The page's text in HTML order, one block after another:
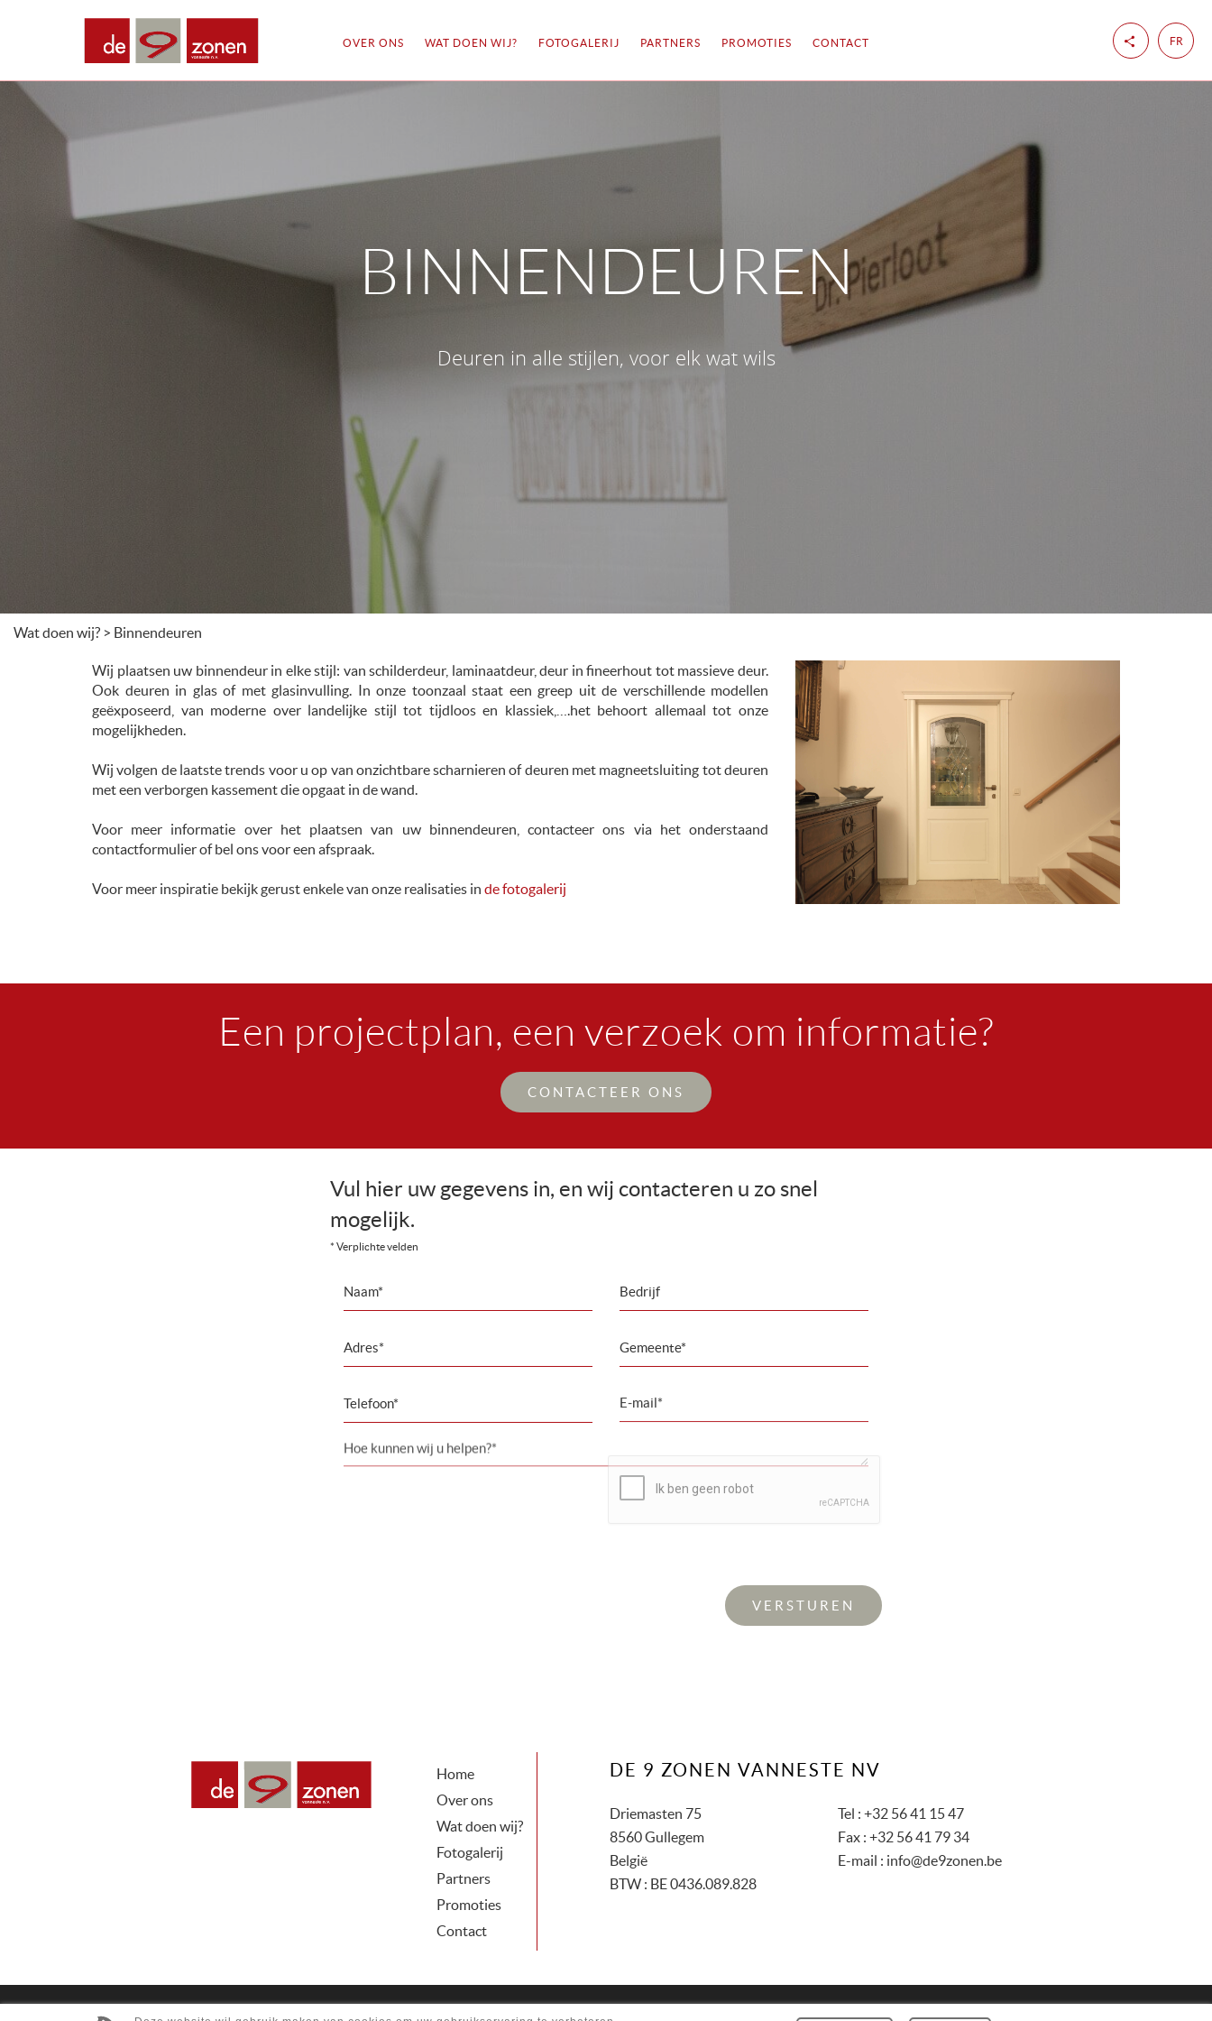
OVER ONS WAT DOEN WIJ? FOTOGALERIJ PARTNERS PROMOTIES CONTACT FR
BINNENDEUREN
Deuren in alle stijlen, voor elk wat wils
Wat doen wij? > Binnendeuren
Wij plaatsen uw binnendeur in elke stijl: van schilderdeur, laminaatdeur, deur in fineerhout tot massieve deur.
Ook deuren in glas of met glasinvulling. In onze toonzaal staat een greep uit de verschillende modellen
geëxposeerd, van moderne over landelijke stijl tot tijdloos en klassiek,….het behoort allemaal tot onze
mogelijkheden.
Wij volgen de laatste trends voor u op van onzichtbare scharnieren of deuren met magneetsluiting tot deuren
met een verborgen kassement die opgaat in de wand.
Voor meer informatie over het plaatsen van uw binnendeuren, contacteer ons via het onderstaand
contactformulier of bel ons voor een afspraak.
Voor meer inspiratie bekijk gerust enkele van onze realisaties in de fotogalerij
Een projectplan, een verzoek om informatie?
CONTACTEER ONS
Vul hier uw gegevens in, en wij contacteren u zo snel
mogelijk.
* Verplichte velden
Home
Over ons
Wat doen wij?
Fotogalerij
Partners
Promoties
Contact
DE 9 ZONEN VANNESTE NV
Driemasten 75
8560 Gullegem
België
BTW : BE 0436.089.828
Tel : +32 56 41 15 47
Fax : +32 56 41 79 34
E-mail : info@de9zonen.be
Webdesign by IDcreation 2018- Sitemap- Cookie Policy - Privacy policy